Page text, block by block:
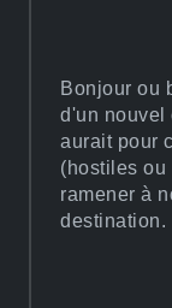
Bonjour ou
d'un nouvel
aurait pour
(hostiles ou
ramener à
destination.